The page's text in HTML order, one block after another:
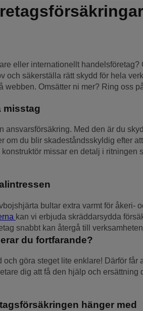
eller internationellt
och säkerställa rätt skydd för hela
webben. Omsätter ni mer? Ring oss
misstag
ansvarsförsäkring. Med den är du
om du blir skadeståndsskyldig efter
missar en detalj i ritningen
bultar extra varmt för åkeri-
kan vi erbjuda skräddarsydda
snabbt kan återgå till
du fortfarande?
och göra steget lite enklare! Därför får
dig att få den hjälp och
hänger med